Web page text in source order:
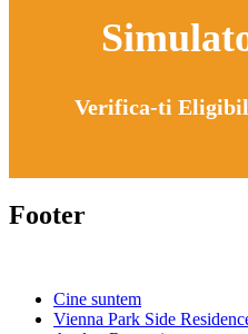
Verifica-ti
Footer
Cine suntem
Vienna Park Side